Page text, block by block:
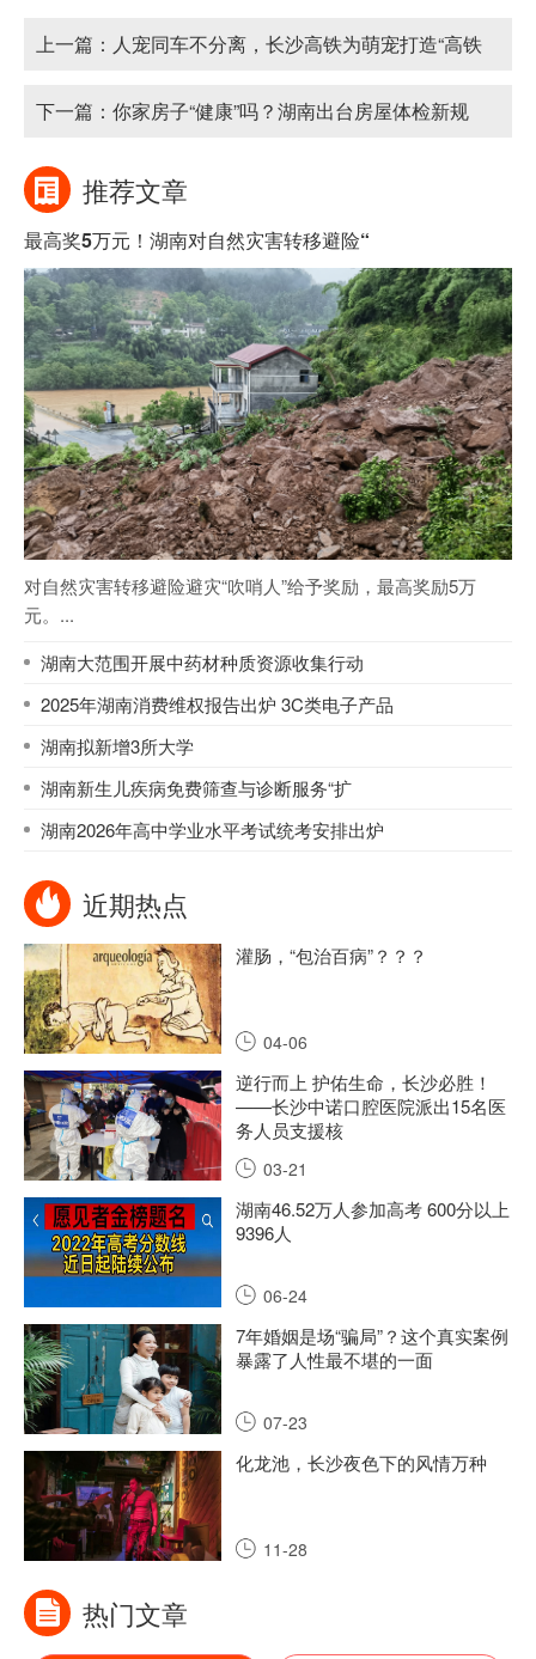
上一篇： 人宠同车不分离，长沙高铁为萌宠打造“高铁
头等舱”
下一篇： 你家房子“健康”吗？湖南出台房屋体检新规
推荐文章
最高奖5万元！湖南对自然灾害转移避险“
对自然灾害转移避险避灾“吹哨人”给予奖励，最高奖励5万
元。...
湖南大范围开展中药材种质资源收集行动
2025年湖南消费维权报告出炉 3C类电子产品
湖南拟新增3所大学
湖南新生儿疾病免费筛查与诊断服务“扩
湖南2026年高中学业水平考试统考安排出炉
近期热点
灌肠，“包治百病”？？？
04-06
逆行而上 护佑生命，长沙必胜！
——长沙中诺口腔医院派出15名医
务人员支援核
03-21
湖南46.52万人参加高考 600分以上
9396人
06-24
7年婚姻是场“骗局”？这个真实案例
暴露了人性最不堪的一面
07-23
化龙池，长沙夜色下的风情万种
11-28
热门文章